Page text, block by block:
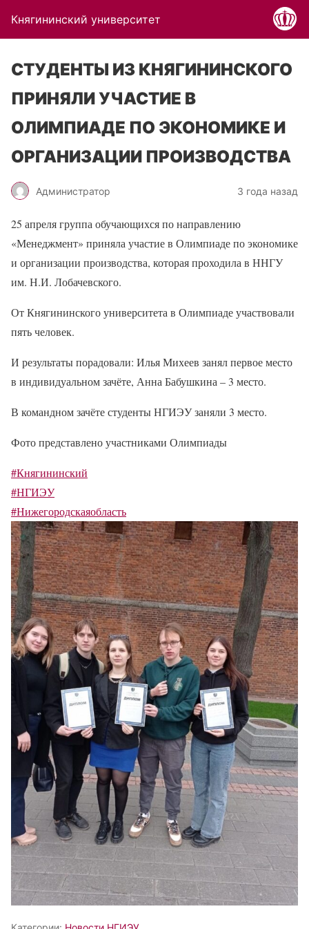
Княгининский университет
СТУДЕНТЫ ИЗ КНЯГИНИНСКОГО
ПРИНЯЛИ УЧАСТИЕ В
ОЛИМПИАДЕ ПО ЭКОНОМИКЕ И
ОРГАНИЗАЦИИ ПРОИЗВОДСТВА
Администратор 3 года назад
25 апреля группа обучающихся по направлению
«Менеджмент» приняла участие в Олимпиаде по экономике
и организации производства, которая проходила в ННГУ
им. Н.И. Лобачевского.
От Княгининского университета в Олимпиаде участвовали
пять человек.
И результаты порадовали: Илья Михеев занял первое место
в индивидуальном зачёте, Анна Бабушкина – 3 место.
В командном зачёте студенты НГИЭУ заняли 3 место.
Фото представлено участниками Олимпиады
#Княгининский
#НГИЭУ
#Нижегородскаяобласть